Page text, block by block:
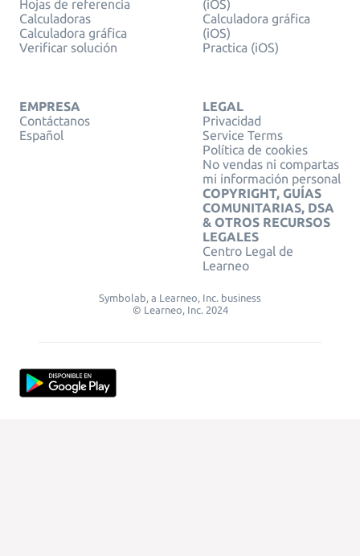
Hojas de referencia
Calculadoras
Calculadora gráfica
Verificar solución
(iOS)
Calculadora gráfica
(iOS)
Practica (iOS)
EMPRESA
Contáctanos
Español
LEGAL
Privacidad
Service Terms
Política de cookies
No vendas ni compartas
mi información personal
COPYRIGHT, GUÍAS
COMUNITARIAS, DSA
& OTROS RECURSOS
LEGALES
Centro Legal de
Learneo
Symbolab, a Learneo, Inc. business
© Learneo, Inc. 2024